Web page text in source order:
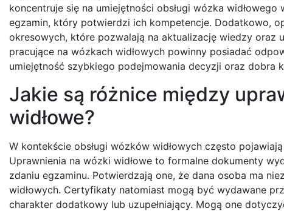
koncentruje się na umiejętności obsługi wózka
egzamin, który potwierdzi ich kompetencje. Dodatkowo,
okresowych, które pozwalają na aktualizację wiedzy
pracujące na wózkach widłowych powinny posiadać
umiejętność szybkiego podejmowania decyzji oraz dobra
Jakie są różnice między
widłowe?
W kontekście obsługi wózków widłowych często
Uprawnienia na wózki widłowe to formalne dokumenty
zdaniu egzaminu. Potwierdzają one, że dana osoba ma
widłowych. Certyfikaty natomiast mogą być wydawane
charakter dodatkowy lub uzupełniający. Mogą one